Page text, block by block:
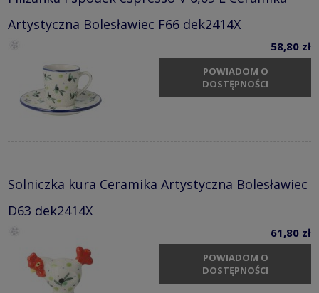
Artystyczna Bolesławiec F66 dek2414X
58,80 zł
POWIADOM O
DOSTĘPNOŚCI
Solniczka kura Ceramika Artystyczna Bolesławiec
D63 dek2414X
61,80 zł
POWIADOM O
DOSTĘPNOŚCI